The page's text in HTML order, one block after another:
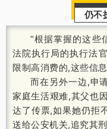
仍不
“根据掌握的这些
法院执行局的执行法
限制高消费的,这些信
而在另外一边,申
家庭生活艰难,其父也
达了传票,如果她仍拒
送给公安机关,追究其刑